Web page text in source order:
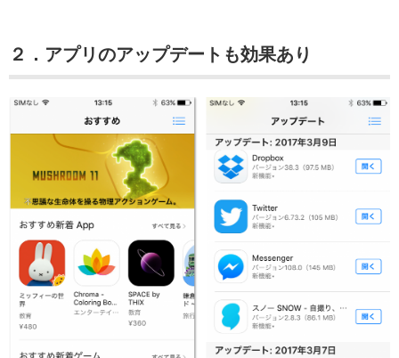
２．アプリのアップデートも効果あり